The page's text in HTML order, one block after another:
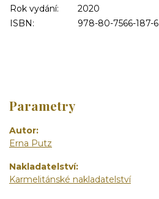
Rok vydání:
2020
ISBN:
978-80-7566-187-6
Parametry
Autor
Erna Putz
Nakladatelství
Karmelitánské nakladatelství